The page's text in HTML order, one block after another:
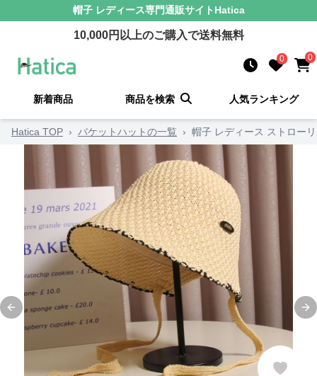
帽子 レディース専門通販サイト Hatica
10,000円以上のご購入で送料無料
0 0
新着商品 商品を検索 人気ランキング
Hatica TOP › バケットハットの一覧 › 帽子 レディース ストロー
Previous slide